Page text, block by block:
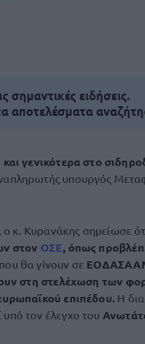
σημαντικές ειδήσεις.
αποτελέσματα
και γενικότερα στο
υπουργός
κ. Κυρανάκης σημείωσε
στον ΟΣΕ, όπως
θα γίνουν σε
στη στελέχωση των
επιπέδου. Η
τον έλεγχο του